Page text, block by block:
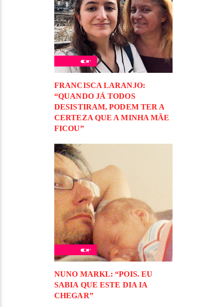
FRANCISCA LARANJO:
“QUANDO JÁ TODOS
DESISTIRAM, PODEM TER A
CERTEZA QUE A MINHA MÃE
FICOU”
NUNO MARKL: “POIS. EU
SABIA QUE ESTE DIA IA
CHEGAR”